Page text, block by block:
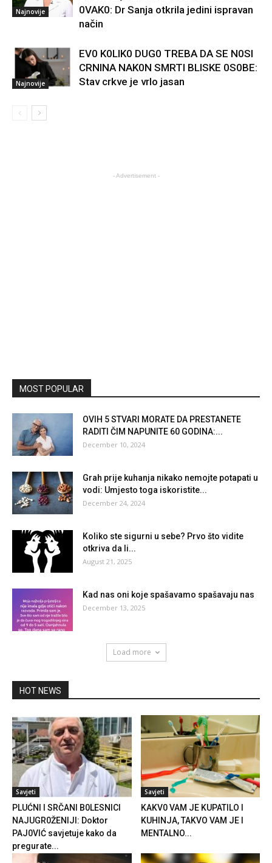
Najnovije
0VAK0: Dr Sanja otkrila jedini ispravan
način
Najnovije
EV0 K0LIK0 DUG0 TREBA DA SE N0SI
CRNINA NAK0N SMRTI BLISKE 0S0BE:
Stav crkve je vrlo jasan
- Advertisement -
MOST POPULAR
OVIH 5 STVARI MORATE DA PRESTANETE
RADITI ČIM NAPUNITE 60 GODINA:...
December 10, 2024
Grah prije kuhanja nikako nemojte potapati u
vodi: Umjesto toga iskoristite...
December 24, 2024
Koliko ste sigurni u sebe? Prvo što vidite
otkriva da li...
August 21, 2025
Kad nas oni koje spašavamo spašavaju nas
December 13, 2025
Load more
HOT NEWS
Savjeti
PLUĆNI I SRČANI B0LESNICI
NAJUGR0ŽENIJI: Doktor
PAJ0VIĆ savjetuje kako da
pregurate...
Savjeti
KAKV0 VAM JE KUPATILO I
KUHINJA, TAKVO VAM JE I
MENTALNO...